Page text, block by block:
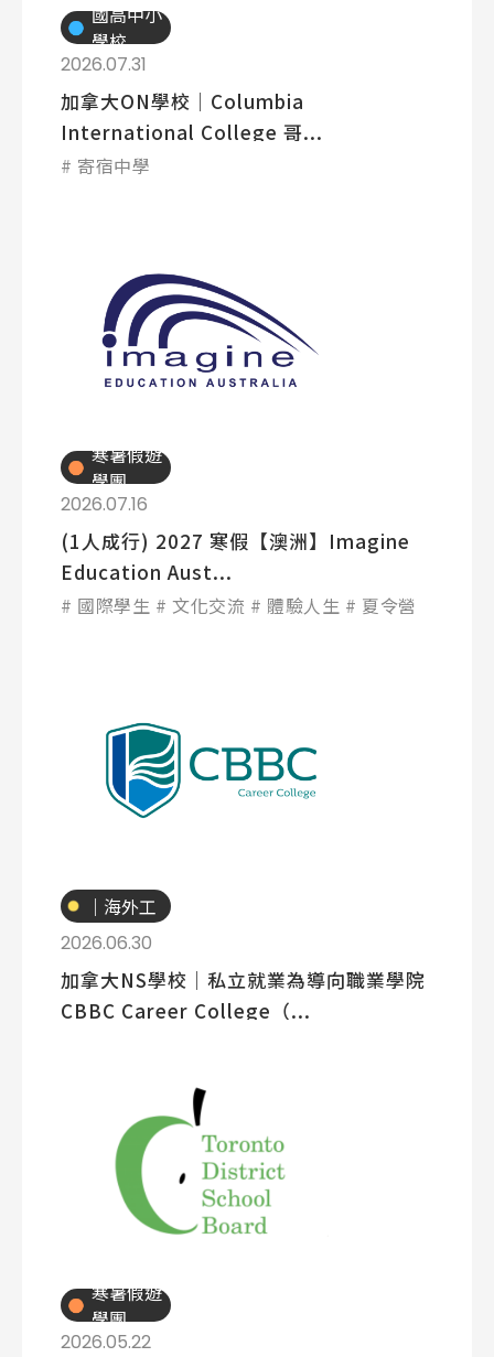
熱門搜尋：
加拿大RO 任意門 遊學團
教育學區
Pathway
Latest News 最新消息
知識庫
國高中小
學校
2026.07.31
加拿大ON學校│Columbia
International College 哥...
寄宿中學
寒暑假遊
學團
2026.07.16
(1人成行) 2027 寒假【澳洲】Imagine
Education Aust...
國際學生 文化交流 體驗人生 夏令營
｜海外工
讀
2026.06.30
加拿大NS學校│私立就業為導向職業學院
CBBC Career College（...
寒暑假遊
學團
2026.05.22